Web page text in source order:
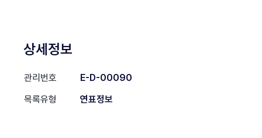
상세정보
관리번호
E-D-00090
목록유형
연표정보